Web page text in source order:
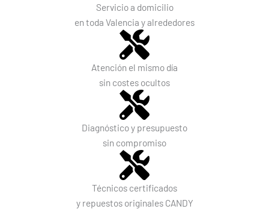
Servicio a domicilio
en toda Valencia y alrededores
Atención el mismo día
sin costes ocultos
Diagnóstico y presupuesto
sin compromiso
Técnicos certificados
y repuestos originales CANDY